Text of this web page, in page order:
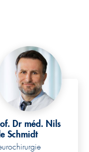
Dr méd. Nils
Schmidt